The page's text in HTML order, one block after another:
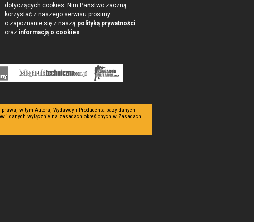
dotyczących cookies. Nim Państwo zaczną
korzystać z naszego serwisu prosimy
o zapoznanie się z naszą polityką prywatności
oraz informacją o cookies.
prawa, w tym Autora, Wydawcy i Producenta bazy danych
danych wyłącznie na zasadach określonych w Zasadach